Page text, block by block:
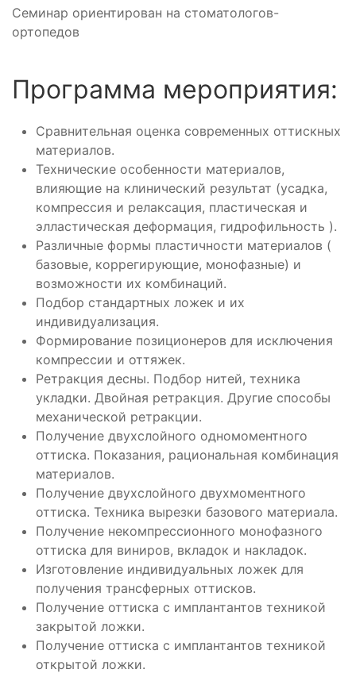
Семинар ориентирован на стоматологов-
ортопедов
Программа мероприятия:
Сравнительная оценка современных оттискных
материалов.
Технические особенности материалов,
влияющие на клинический результат (усадка,
компрессия и релаксация, пластическая и
элластическая деформация, гидрофильность ).
Различные формы пластичности материалов (
базовые, коррегирующие, монофазные) и
возможности их комбинаций.
Подбор стандартных ложек и их
индивидуализация.
Формирование позиционеров для исключения
компрессии и оттяжек.
Ретракция десны. Подбор нитей, техника
укладки. Двойная ретракция. Другие способы
механической ретракции.
Получение двухслойного одномоментного
оттиска. Показания, рациональная комбинация
материалов.
Получение двухслойного двухмоментного
оттиска. Техника вырезки базового материала.
Получение некомпрессионного монофазного
оттиска для виниров, вкладок и накладок.
Изготовление индивидуальных ложек для
получения трансферных оттисков.
Получение оттиска с имплантантов техникой
закрытой ложки.
Получение оттиска с имплантантов техникой
открытой ложки.